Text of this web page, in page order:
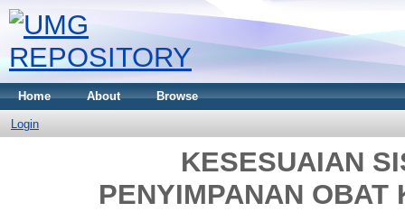
Home About Browse
Login
KESESUAIAN
PENYIMPANAN OBAT